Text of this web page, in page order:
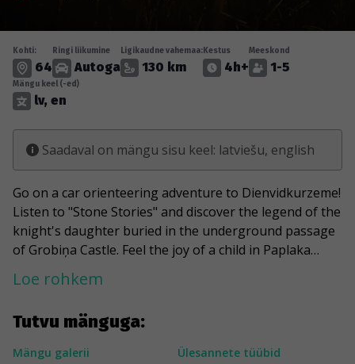
Tutvu mänguga:
Mängu galerii
Ülesannete tüübid
Kohti:
64
Ringi liikumine
Autoga
Ligikaudne vahemaa:
130 km
Kestus
4h+
Meeskond
1-5
Mängu keel (-ed)
lv, en
Saadaval on mängu sisu keel: latviešu, english
Go on a car orienteering adventure to Dienvidkurzeme!
Listen to "Stone Stories" and discover the legend of the
knight's daughter buried in the underground passage
of Grobiņa Castle. Feel the joy of a child in Paplaka
Disneyland, where an unusual children's playground is
hidden in the territory of the former military part. Go to
because the belief says that giving a little kiss to the
navel of the gate soldier increases happiness reserves.
Loe rohkem